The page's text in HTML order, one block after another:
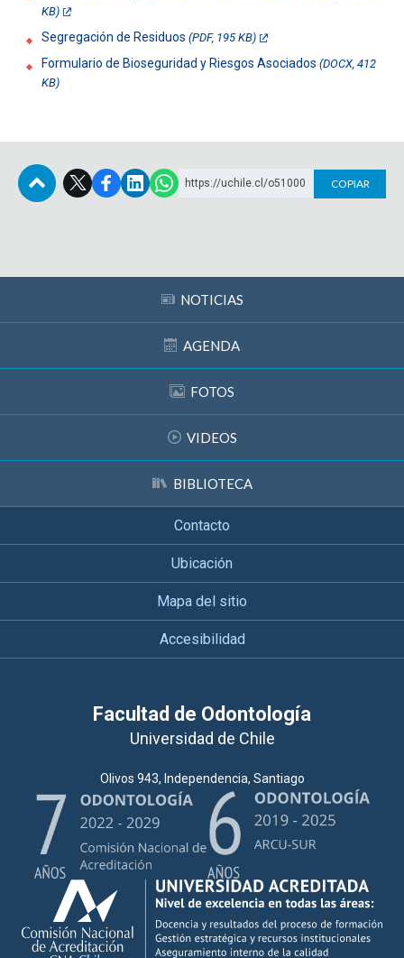
KB)
Segregación de Residuos (PDF, 195 KB)
Formulario de Bioseguridad y Riesgos Asociados (DOCX, 412
KB)
https://uchile.cl/o51000 COPIAR
NOTICIAS
AGENDA
FOTOS
VIDEOS
BIBLIOTECA
Contacto
Ubicación
Mapa del sitio
Accesibilidad
Facultad de Odontología
Universidad de Chile
Olivos 943, Independencia, Santiago